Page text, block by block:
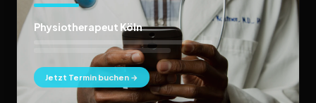
Physiotherapeut Köln
Jetzt Termin buchen →